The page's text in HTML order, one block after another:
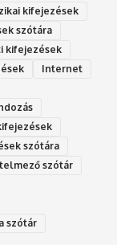
kifejezések
szótára
kifejezések
Internet
szótára
szótár
Ps‮gólohciz‬ia s‮átóz‬r